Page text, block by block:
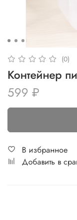
(0)
Контейнер
599 ₽
В избранное
Добавить в